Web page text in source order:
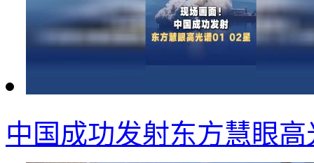
中国成功发射东方慧眼高